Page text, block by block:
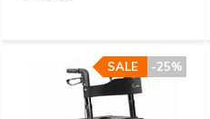
-25%
SALE